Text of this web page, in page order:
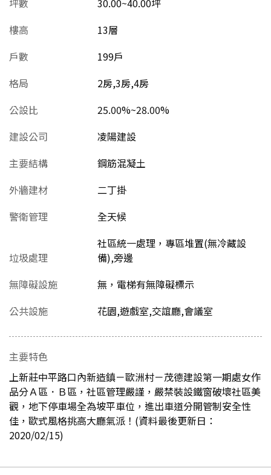
坪數
30.00~40.00坪
樓高
13層
戶數
199戶
格局
2房,3房,4房
公設比
25.00%~28.00%
建設公司
凌陽建設
主要結構
鋼筋混凝土
外牆建材
二丁掛
警衛管理
全天候
垃圾處理
社區統一處理，專區堆置(無冷藏設
備),旁邊
無障礙設施
無，電梯有無障礙標示
公共設施
花園,遊戲室,交誼廳,會議室
主要特色
上新莊中平路口內新造鎮－歐洲村－茂德建設第一期處女作
品分Ａ區．Ｂ區，社區管理嚴謹，嚴禁裝設鐵窗破壞社區美
觀，地下停車場全為坡平車位，進出車道分開管制安全性
佳，歐式風格挑高大廳氣派！(資料最後更新日：
2020/02/15)